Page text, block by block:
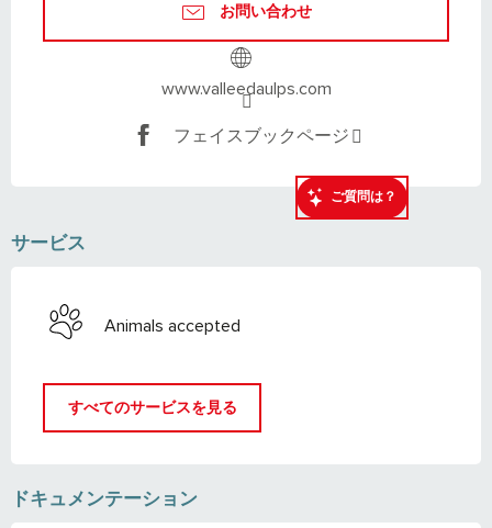
ご質問は？
お問い合わせ
www.valleedaulps.com
フェイスブックページ
サービス
Animals accepted
すべてのサービスを見る
ドキュメンテーション